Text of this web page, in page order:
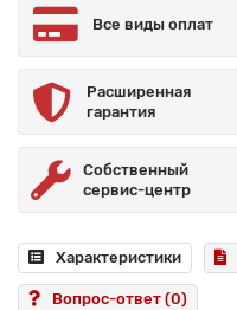
Все виды оплат
Расширенная
гарантия
Собственный
сервис-центр
Характеристики
Вопрос-ответ (0)